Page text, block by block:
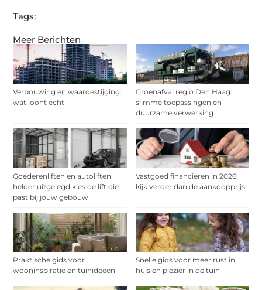
Meer Berichten
Verbouwing en waardestijging:
wat loont echt
Groenafval regio Den Haag:
slimme toepassingen en
duurzame verwerking
Goederenliften en autoliften
helder uitgelegd kies de lift die
past bij jouw gebouw
Vastgoed financieren in 2026:
kijk verder dan de aankoopprijs
Praktische gids voor
wooninspiratie en tuinideeën
Snelle gids voor meer rust in
huis en plezier in de tuin
Tags: